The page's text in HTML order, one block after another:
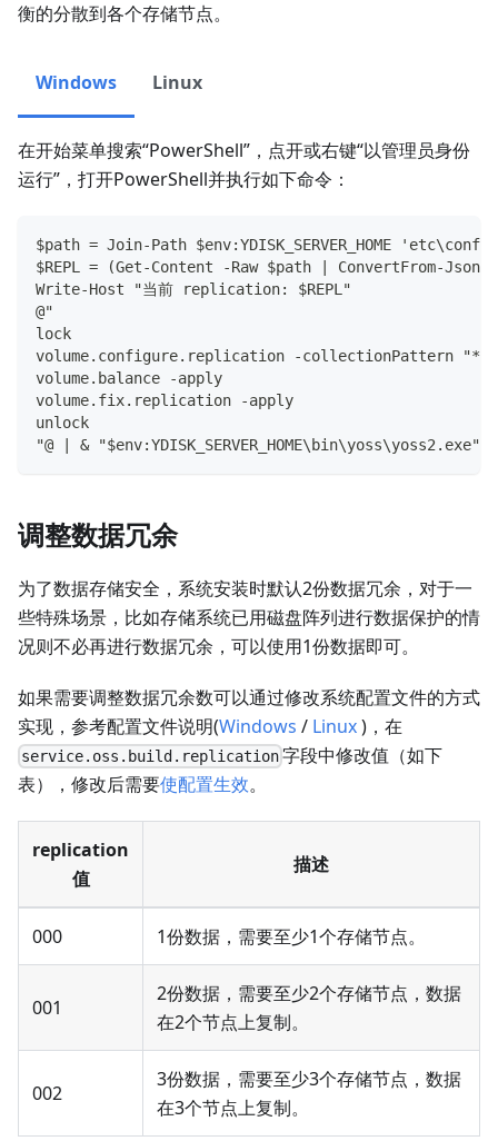
衡的分散到各个存储节点。
Windows Linux
在开始菜单搜索“PowerShell”，点开或右键“以管理员身份
运行”，打开PowerShell并执行如下命令：
$path = Join-Path $env:YDISK_SERVER_HOME
$REPL = (Get-Content -Raw $path | ConvertFrom-
Write-Host "当前 replication: $REPL"
@"
lock
volume.configure.replication -collectionPattern "*"
volume.balance -apply
volume.fix.replication -apply
unlock
"@ | &
调整数据冗余
为了数据存储安全，系统安装时默认2份数据冗余，对于一
些特殊场景，比如存储系统已用磁盘阵列进行数据保护的情
况则不必再进行数据冗余，可以使用1份数据即可。
如果需要调整数据冗余数可以通过修改系统配置文件的方式
实现，参考配置文件说明(Windows / Linux)，在
service.oss.build.replication 字段中修改值（如下
表），修改后需要使配置生效。
replication
值
描述
000 1份数据，需要至少1个存储节点。
001
2份数据，需要至少2个存储节点，数据
在2个节点上复制。
002
3份数据，需要至少3个存储节点，数据
在3个节点上复制。